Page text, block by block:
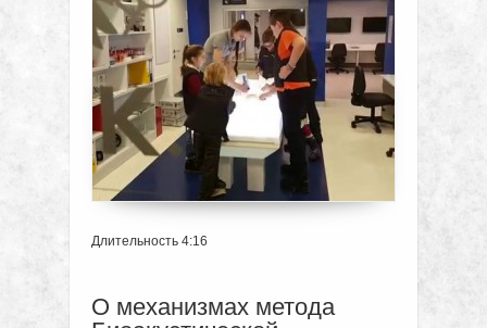
Длительность 4:16
О механизмах метода